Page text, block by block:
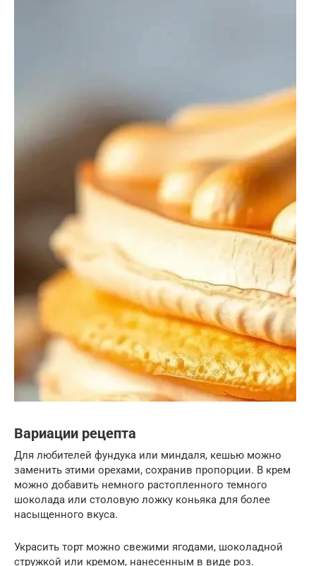
Вариации рецепта
Для любителей фундука или миндаля, кешью можно
заменить этими орехами, сохранив пропорции. В крем
можно добавить немного растопленного темного
шоколада или столовую ложку коньяка для более
насыщенного вкуса.
Украсить торт можно свежими ягодами, шоколадной
стружкой или кремом, нанесенным в виде роз.